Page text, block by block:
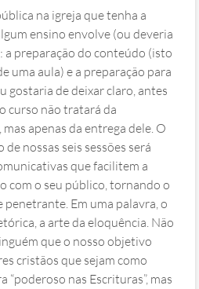
na igreja que tenha a
ensino envolve (ou deveria
a preparação do conteúdo (isto
uma aula) e a preparação para
gostaria de deixar claro, antes
curso não tratará da
apenas da entrega dele. O
nossas seis sessões será
que facilitem a
com o seu público, tornando o
penetrante. Em uma palavra, o
a arte da eloquência. Não
que o nosso objetivo
cristãos que sejam como
“poderoso nas Escrituras”, mas